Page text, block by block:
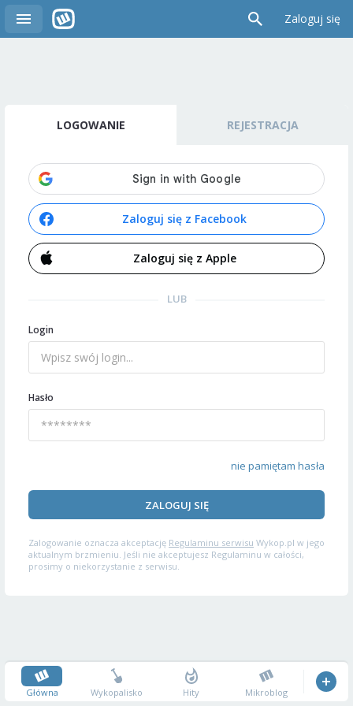
Zaloguj się
LOGOWANIE REJESTRACJA
Zaloguj się z Facebook
Zaloguj się z Apple
LUB
Login
Hasło
nie pamiętam hasła
ZALOGUJ SIĘ
Zalogowanie oznacza akceptację Regulaminu serwisu Wykop.pl w jego
aktualnym brzmieniu. Jeśli nie akceptujesz Regulaminu w całości,
prosimy o niekorzystanie z serwisu.
Główna Wykopalisko Hity Mikroblog